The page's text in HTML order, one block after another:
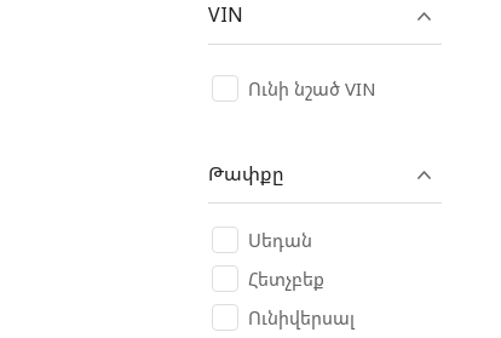
Avatr
AVIA
BAW
Belarus
Benelli
Bentley
VIN
Ունի նշած VIN
Թափքը
Սեդան
Հետչբեք
Ունիվերսալ